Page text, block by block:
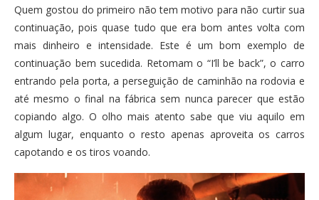
Quem gostou do primeiro não tem motivo para não curtir sua
continuação, pois quase tudo que era bom antes volta com
mais dinheiro e intensidade. Este é um bom exemplo de
continuação bem sucedida. Retomam o “I’ll be back”, o carro
entrando pela porta, a perseguição de caminhão na rodovia e
até mesmo o final na fábrica sem nunca parecer que estão
copiando algo. O olho mais atento sabe que viu aquilo em
algum lugar, enquanto o resto apenas aproveita os carros
capotando e os tiros voando.